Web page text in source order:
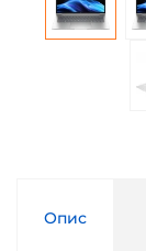
Опис